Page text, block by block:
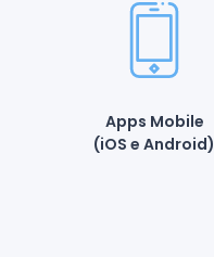
Apps Mobile
(iOS e Android)